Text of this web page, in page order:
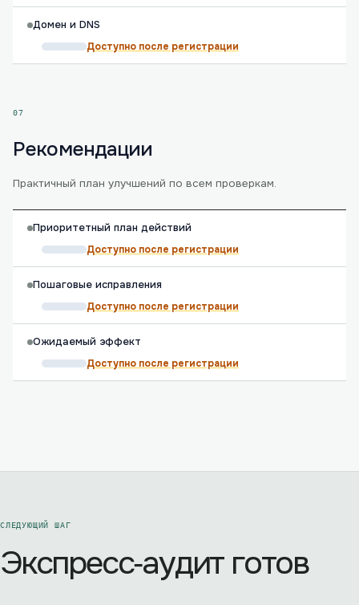
Домен и DNS
Доступно после регистрации
07
Рекомендации
Практичный план улучшений по всем проверкам.
Приоритетный план действий
Доступно после регистрации
Пошаговые исправления
Доступно после регистрации
Ожидаемый эффект
Доступно после регистрации
СЛЕДУЮЩИЙ ШАГ
Экспресс‑аудит готов